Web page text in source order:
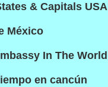
& Capitals USA
México
In The World
en cancún